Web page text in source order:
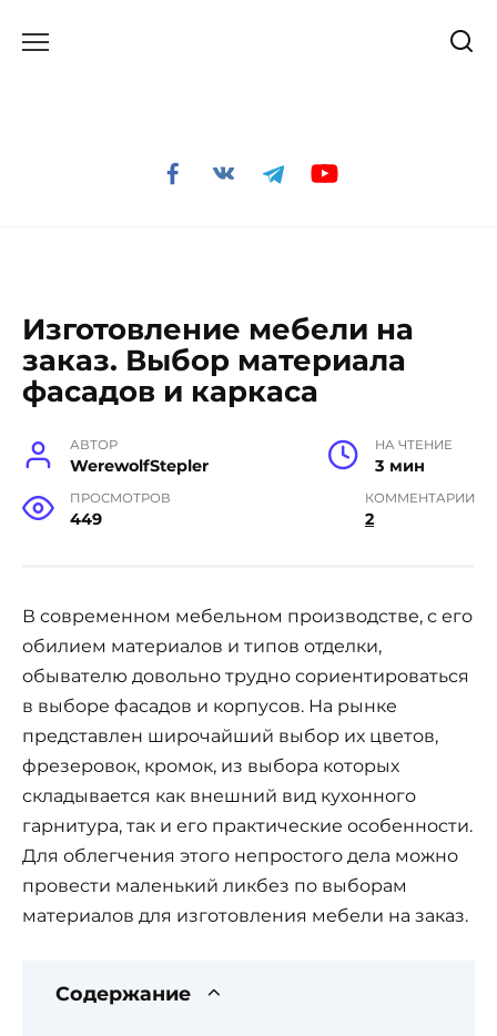
Изготовление мебели на
заказ. Выбор материала
фасадов и каркаса
АВТОР
WerewolfStepler
НА ЧТЕНИЕ
3 мин
ПРОСМОТРОВ
449
КОММЕНТАРИИ
2
В современном мебельном производстве, с его
обилием материалов и типов отделки,
обывателю довольно трудно сориентироваться
в выборе фасадов и корпусов. На рынке
представлен широчайший выбор их цветов,
фрезеровок, кромок, из выбора которых
складывается как внешний вид кухонного
гарнитура, так и его практические особенности.
Для облегчения этого непростого дела можно
провести маленький ликбез по выборам
материалов для изготовления мебели на заказ.
Содержание